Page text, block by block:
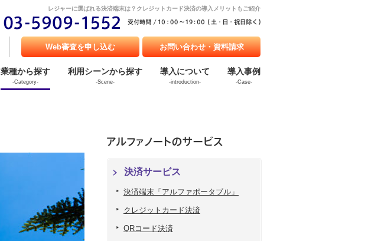
レジャーに選ばれる決済端末は？クレジットカード決済の導入メリットもご紹介
業種から探す
-Category-
利用シーンから探す
-Scene-
導入について
-introduction-
導入事例
-Case-
Web審査を申し込む お問い合わせ・資料請求
決済サービス
決済端末「アルファポータブル」
クレジットカード決済
QRコード決済